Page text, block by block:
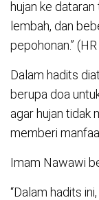
hujan ke
lembah, dan
pepohonan.”
Dalam hadits
berupa doa
agar hujan tidak
memberi
Imam Nawawi
“Dalam hadits